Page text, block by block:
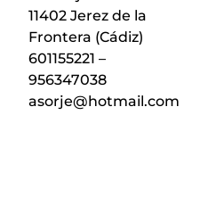
11402 Jerez de la
Frontera (Cádiz)
601155221 –
956347038
asorje@hotmail.com